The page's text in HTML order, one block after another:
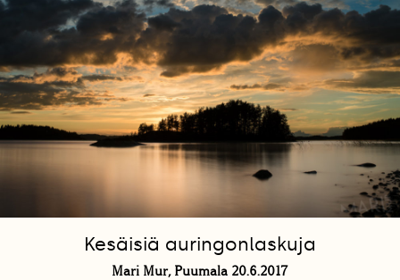
Kesäisiä auringonlaskuja
Mari Mur, Puumala 20.6.2017